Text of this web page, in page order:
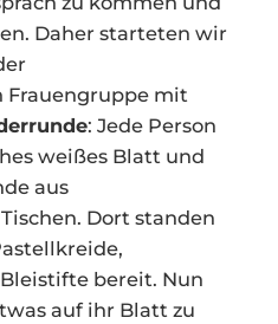
Daher starteten wir
Frauengruppe mit
: Jede Person
weißes Blatt und
aus
Dort standen
bereit. Nun
auf ihr Blatt zu